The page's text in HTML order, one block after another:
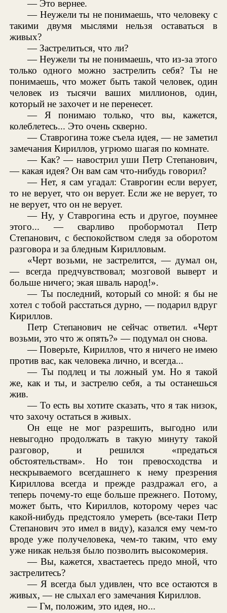
— Это вернее.
— Неужели ты не понимаешь, что человеку с
такими двумя мыслями нельзя оставаться в
живых?
— Застрелиться, что ли?
— Неужели ты не понимаешь, что из-за этого
только одного можно застрелить себя? Ты не
понимаешь, что может быть такой человек, один
человек из тысячи ваших миллионов, один,
который не захочет и не перенесет.
— Я понимаю только, что вы, кажется,
колеблетесь... Это очень скверно.
— Ставрогина тоже съела идея, — не заметил
замечания Кириллов, угрюмо шагая по комнате.
— Как? — навострил уши Петр Степанович,
— какая идея? Он вам сам что-нибудь говорил?
— Нет, я сам угадал: Ставрогин если верует,
то не верует, что он верует. Если же не верует, то
не верует, что он не верует.
— Ну, у Ставрогина есть и другое, поумнее
этого... — сварливо пробормотал Петр
Степанович, с беспокойством следя за оборотом
разговора и за бледным Кирилловым.
«Черт возьми, не застрелится, — думал он,
— всегда предчувствовал; мозговой выверт и
больше ничего; экая шваль народ!».
— Ты последний, который со мной: я бы не
хотел с тобой расстаться дурно, — подарил вдруг
Кириллов.
Петр Степанович не сейчас ответил. «Черт
возьми, это что ж опять?» — подумал он снова.
— Поверьте, Кириллов, что я ничего не имею
против вас, как человека лично, и всегда...
— Ты подлец и ты ложный ум. Но я такой
же, как и ты, и застрелю себя, а ты останешься
жив.
— То есть вы хотите сказать, что я так низок,
что захочу остаться в живых.
Он еще не мог разрешить, выгодно или
невыгодно продолжать в такую минуту такой
разговор, и решился «предаться
обстоятельствам». Но тон превосходства и
нескрываемого всегдашнего к нему презрения
Кириллова всегда и прежде раздражал его, а
теперь почему-то еще больше прежнего. Потому,
может быть, что Кириллов, которому через час
какой-нибудь предстояло умереть (все-таки Петр
Степанович это имел в виду), казался ему чем-то
вроде уже получеловека, чем-то таким, что ему
уже никак нельзя было позволить высокомерия.
— Вы, кажется, хвастаетесь предо мной, что
застрелитесь?
— Я всегда был удивлен, что все остаются в
живых, — не слыхал его замечания Кириллов.
— Гм, положим, это идея, но...